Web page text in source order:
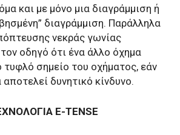
και με μόνο μια διαγράμμιση ή
διαγράμμιση. Παράλληλα
νεκράς γωνίας
οδηγό ότι ένα άλλο όχημα
τυφλό σημείο του οχήματος, εάν
δυνητικό κίνδυνο.
E-TENSE